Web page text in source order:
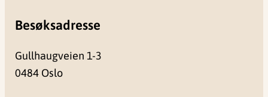
Besøksadresse
Gullhaugveien 1-3
0484 Oslo